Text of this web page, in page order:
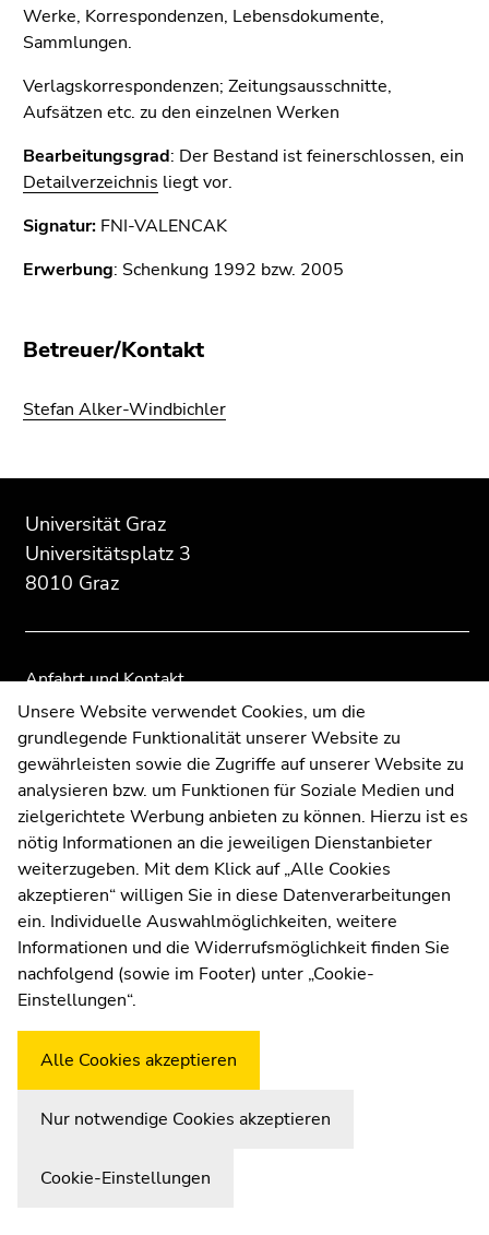
(Benutzer/Sprache)
(Zugriffstaste
Zur
Suche
9)
Werke, Korrespondenzen, Lebensdokumente,
Sammlungen.
Verlagskorrespondenzen; Zeitungsausschnitte,
Aufsätzen etc. zu den einzelnen Werken
Bearbeitungsgrad: Der Bestand ist feinerschlossen, ein
Detailverzeichnis liegt vor.
Signatur: FNI-VALENCAK
Erwerbung: Schenkung 1992 bzw. 2005
Betreuer/Kontakt
Stefan Alker-Windbichler
des
Seitenbereichs:
Zusatzinformationen:
Universität Graz
Universitätsplatz 3
8010 Graz
Anfahrt und Kontakt
Kommunikation und Öffentlichkeitsarbeit
Moodle
UNIGRAZonline
Impressum
Datenschutzerklärung
Cookie-Einstellungen
Barrierefreiheitserklärung
WetterstationUni Graz
dieses
Seitenbereichs.
Übersicht
dieses
Seitenbereichs.
Übersicht
Unsere Website verwendet Cookies, um die
grundlegende Funktionalität unserer Website zu
gewährleisten sowie die Zugriffe auf unserer Website zu
analysieren bzw. um Funktionen für Soziale Medien und
zielgerichtete Werbung anbieten zu können. Hierzu ist es
nötig Informationen an die jeweiligen Dienstanbieter
weiterzugeben. Mit dem Klick auf „Alle Cookies
akzeptieren“ willigen Sie in diese Datenverarbeitungen
ein. Individuelle Auswahlmöglichkeiten, weitere
Informationen und die Widerrufsmöglichkeit finden Sie
nachfolgend (sowie im Footer) unter „Cookie-
Einstellungen“.
Alle Cookies akzeptieren
Nur notwendige Cookies akzeptieren
Cookie-Einstellungen